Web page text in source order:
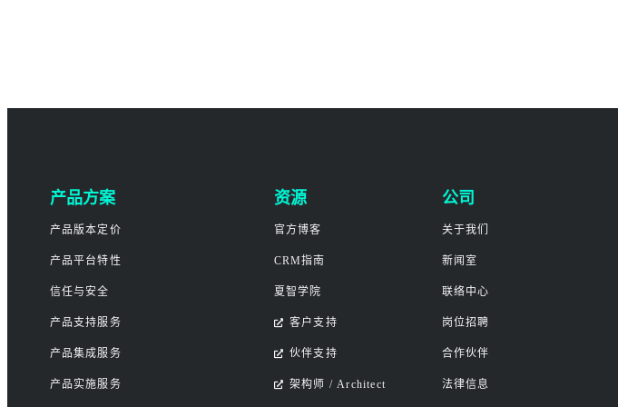
产品方案
产品版本定价
产品平台特性
信任与安全
产品支持服务
产品集成服务
产品实施服务
资源
官方博客
CRM指南
夏智学院
客户支持
伙伴支持
架构师 / Architect
公司
关于我们
新闻室
联络中心
岗位招聘
合作伙伴
法律信息